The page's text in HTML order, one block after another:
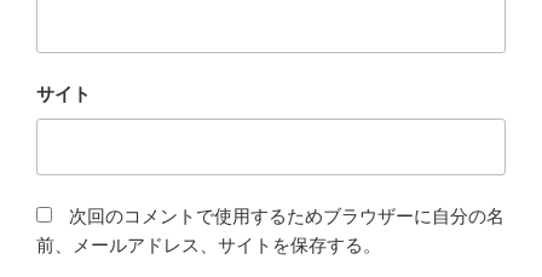
サイト
次回のコメントで使用するためブラウザーに自分の名
前、メールアドレス、サイトを保存する。